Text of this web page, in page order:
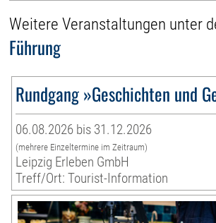
Weitere Veranstaltungen unter
Führung
Rundgang »Geschichten und
06.08.2026 bis 31.12.2026
(mehrere Einzeltermine im Zeitraum)
Leipzig Erleben GmbH
Treff/Ort: Tourist-Information